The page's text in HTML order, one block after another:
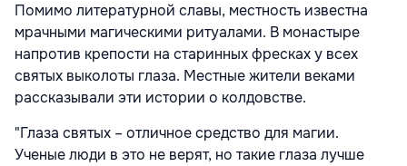
Помимо литературной славы, местность известна
мрачными магическими ритуалами. В монастыре
напротив крепости на старинных фресках у всех
святых выколоты глаза. Местные жители веками
рассказывали эти истории о колдовстве.
"Глаза святых – отличное средство для магии.
Ученые люди в это не верят, но такие глаза лучше